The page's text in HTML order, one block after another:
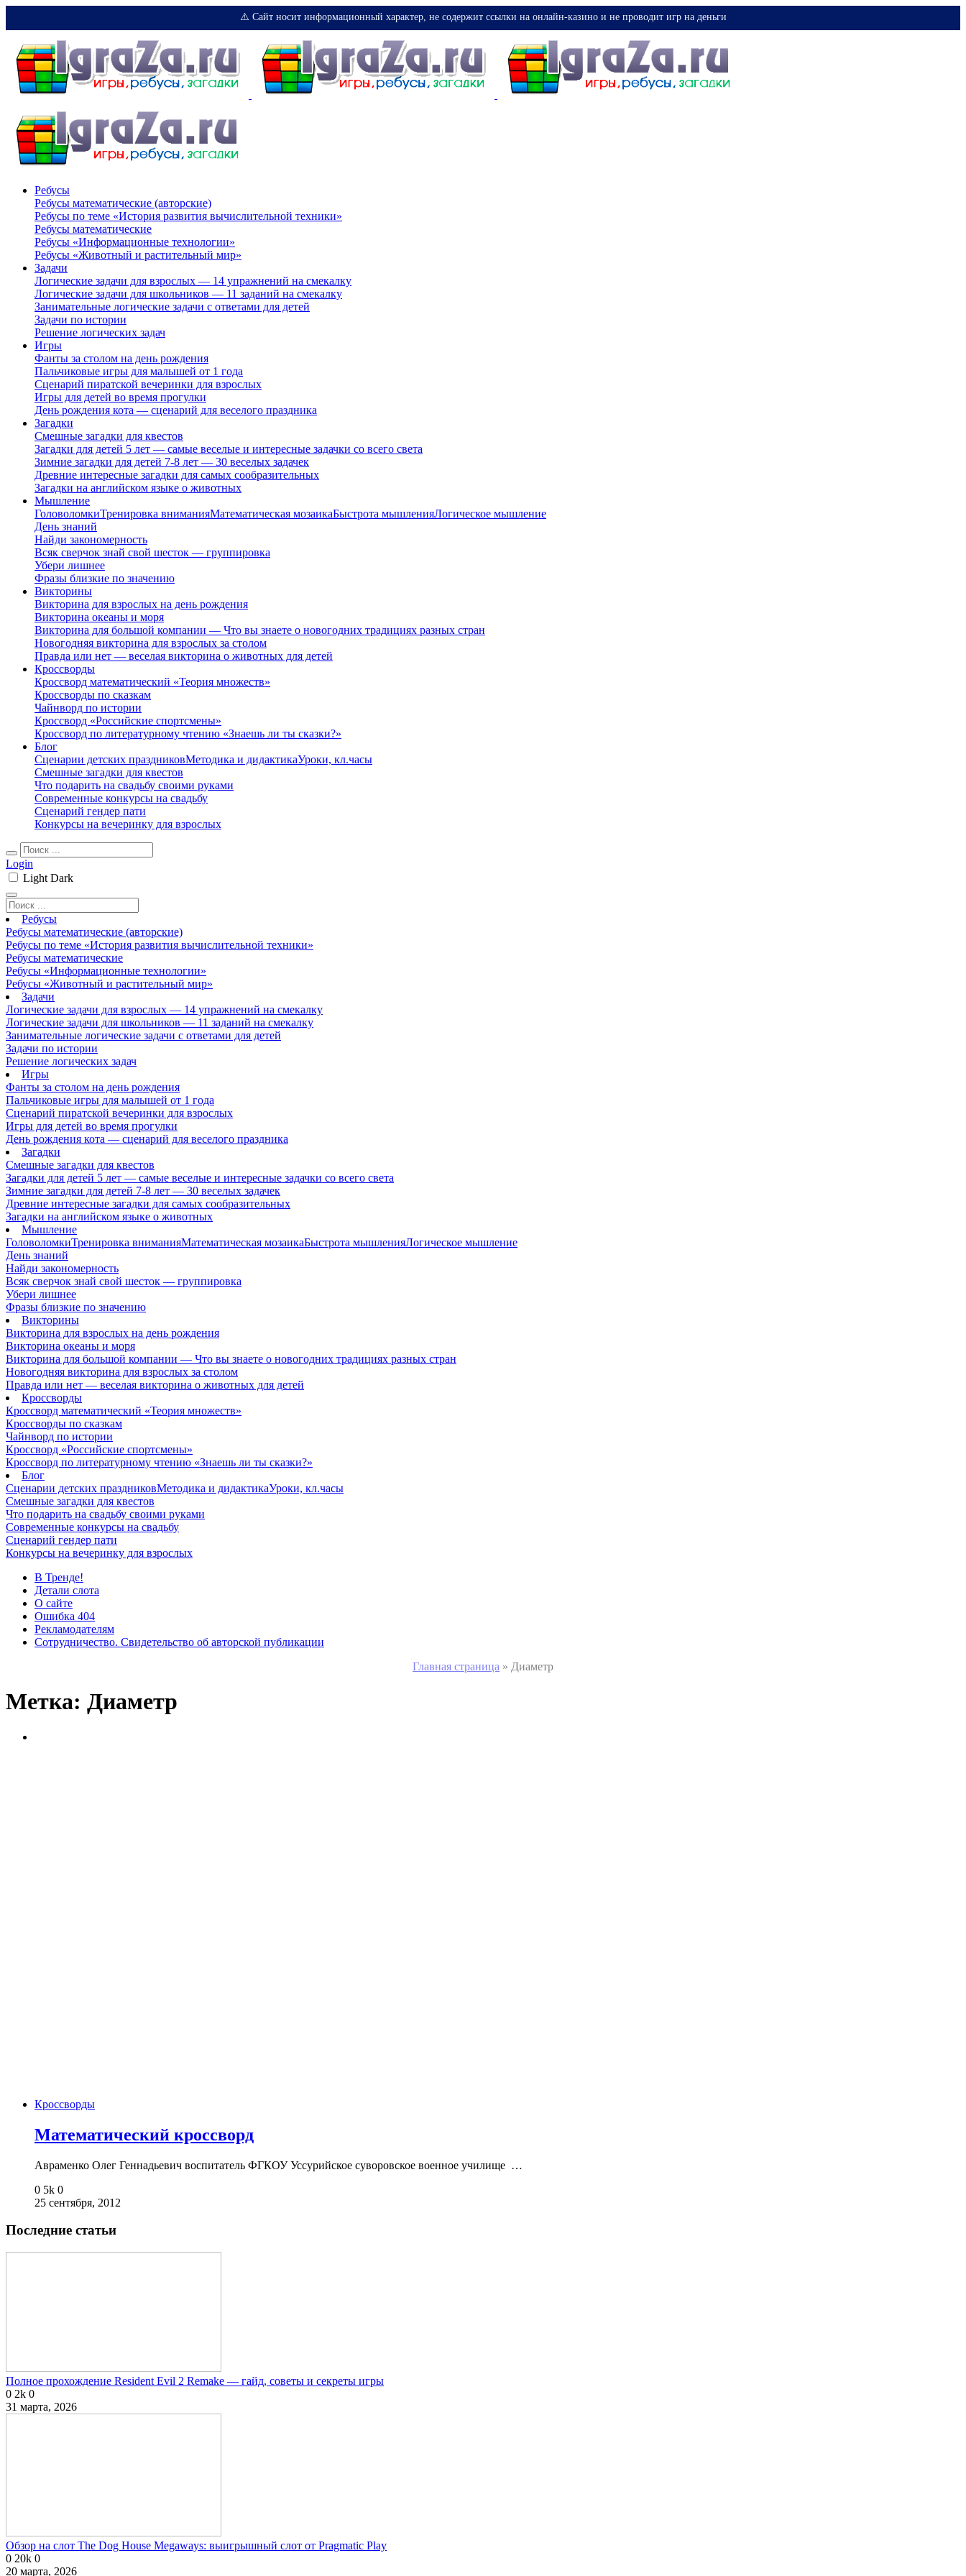
⚠️ Сайт носит информационный характер, не содержит ссылки на онлайн-казино и не проводит игр на деньги
Ребусы
Ребусы математические (авторские)
Ребусы по теме «История развития вычислительной техники»
Ребусы математические
Ребусы «Информационные технологии»
Ребусы «Животный и растительный мир»
Задачи
Логические задачи для взрослых — 14 упражнений на смекалку
Логические задачи для школьников — 11 заданий на смекалку
Занимательные логические задачи с ответами для детей
Задачи по истории
Решение логических задач
Игры
Фанты за столом на день рождения
Пальчиковые игры для малышей от 1 года
Сценарий пиратской вечеринки для взрослых
Игры для детей во время прогулки
День рождения кота — сценарий для веселого праздника
Загадки
Смешные загадки для квестов
Загадки для детей 5 лет — самые веселые и интересные задачки со всего света
Зимние загадки для детей 7-8 лет — 30 веселых задачек
Древние интересные загадки для самых сообразительных
Загадки на английском языке о животных
Мышление
ГоловоломкиТренировка вниманияМатематическая мозаикаБыстрота мышленияЛогическое мышление
День знаний
Найди закономерность
Всяк сверчок знай свой шесток — группировка
Убери лишнее
Фразы близкие по значению
Викторины
Викторина для взрослых на день рождения
Викторина океаны и моря
Викторина для большой компании — Что вы знаете о новогодних традициях разных стран
Новогодняя викторина для взрослых за столом
Правда или нет — веселая викторина о животных для детей
Кроссворды
Кроссворд математический «Теория множеств»
Кроссворды по сказкам
Чайнворд по истории
Кроссворд «Российские спортсмены»
Кроссворд по литературному чтению «Знаешь ли ты сказки?»
Блог
Сценарии детских праздниковМетодика и дидактикаУроки, кл.часы
Смешные загадки для квестов
Что подарить на свадьбу своими руками
Современные конкурсы на свадьбу
Сценарий гендер пати
Конкурсы на вечеринку для взрослых
Login
Light Dark
Ребусы
Ребусы математические (авторские)
Ребусы по теме «История развития вычислительной техники»
Ребусы математические
Ребусы «Информационные технологии»
Ребусы «Животный и растительный мир»
Задачи
Логические задачи для взрослых — 14 упражнений на смекалку
Логические задачи для школьников — 11 заданий на смекалку
Занимательные логические задачи с ответами для детей
Задачи по истории
Решение логических задач
Игры
Фанты за столом на день рождения
Пальчиковые игры для малышей от 1 года
Сценарий пиратской вечеринки для взрослых
Игры для детей во время прогулки
День рождения кота — сценарий для веселого праздника
Загадки
Смешные загадки для квестов
Загадки для детей 5 лет — самые веселые и интересные задачки со всего света
Зимние загадки для детей 7-8 лет — 30 веселых задачек
Древние интересные загадки для самых сообразительных
Загадки на английском языке о животных
Мышление
ГоловоломкиТренировка вниманияМатематическая мозаикаБыстрота мышленияЛогическое мышление
День знаний
Найди закономерность
Всяк сверчок знай свой шесток — группировка
Убери лишнее
Фразы близкие по значению
Викторины
Викторина для взрослых на день рождения
Викторина океаны и моря
Викторина для большой компании — Что вы знаете о новогодних традициях разных стран
Новогодняя викторина для взрослых за столом
Правда или нет — веселая викторина о животных для детей
Кроссворды
Кроссворд математический «Теория множеств»
Кроссворды по сказкам
Чайнворд по истории
Кроссворд «Российские спортсмены»
Кроссворд по литературному чтению «Знаешь ли ты сказки?»
Блог
Сценарии детских праздниковМетодика и дидактикаУроки, кл.часы
Смешные загадки для квестов
Что подарить на свадьбу своими руками
Современные конкурсы на свадьбу
Сценарий гендер пати
Конкурсы на вечеринку для взрослых
В Тренде!
Детали слота
О сайте
Ошибка 404
Рекламодателям
Сотрудничество. Свидетельство об авторской публикации
Главная страница » Диаметр
Метка: Диаметр
Кроссворды
Математический кроссворд
Авраменко Олег Геннадьевич воспитатель ФГКОУ Уссурийское суворовское военное училище …
0 5k 0
25 сентября, 2012
Последние статьи
Полное прохождение Resident Evil 2 Remake — гайд, советы и секреты игры
0 2k 0
31 марта, 2026
Обзор на слот The Dog House Megaways: выигрышный слот от Pragmatic Play
0 20k 0
20 марта, 2026